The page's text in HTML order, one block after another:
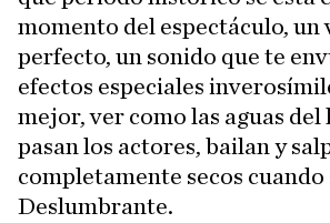
momento del espectáculo, un
perfecto, un sonido que te
efectos especiales
mejor, ver como las aguas del
pasan los actores, bailan y
completamente secos cuando
Deslumbrante.